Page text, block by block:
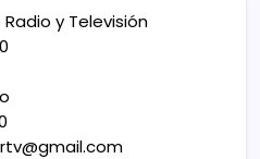
y Televisión